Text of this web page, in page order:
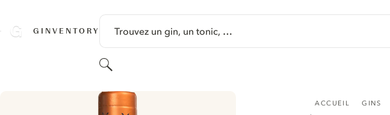
GINVENTORY Trouvez un gin, un tonic, …
Rechercher
ACCUEIL GINS